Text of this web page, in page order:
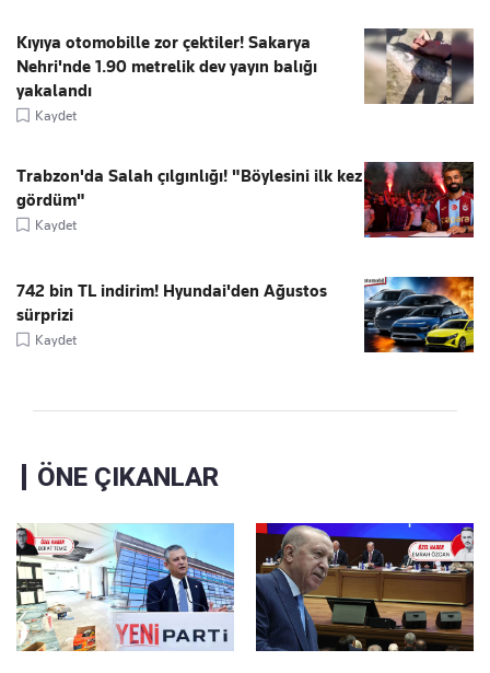
Kıyıya otomobille zor çektiler! Sakarya
Nehri'nde 1.90 metrelik dev yayın balığı
yakalandı
Kaydet
Trabzon'da Salah çılgınlığı! "Böylesini ilk kez
gördüm"
Kaydet
742 bin TL indirim! Hyundai'den Ağustos
sürprizi
Kaydet
ÖNE ÇIKANLAR